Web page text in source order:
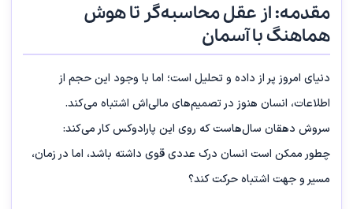
مقدمه: از عقل محاسبه‌گر تا هوش
هماهنگ با آسمان
دنیای امروز پر از داده و تحلیل است؛ اما با وجود این حجم از
اطلاعات، انسان هنوز در تصمیم‌های مالی‌اش اشتباه می‌کند.
سروش دهقان سال‌هاست که روی این پارادوکس کار می‌کند:
چطور ممکن است انسان درک عددی قوی داشته باشد، اما در زمان،
مسیر و جهت اشتباه حرکت کند؟